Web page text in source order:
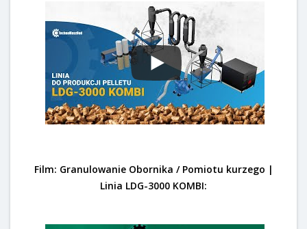
Film: Granulowanie Obornika / Pomiotu kurzego |
Linia LDG-3000 KOMBI: